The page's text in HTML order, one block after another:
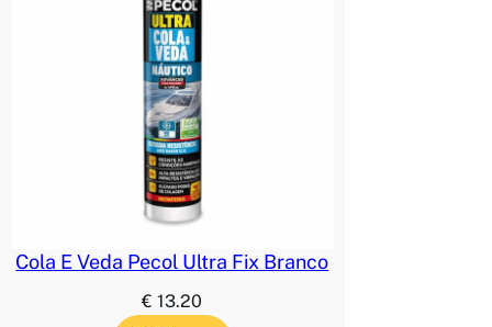
Cola E Veda Pecol Ultra Fix Branco
€ 13.20